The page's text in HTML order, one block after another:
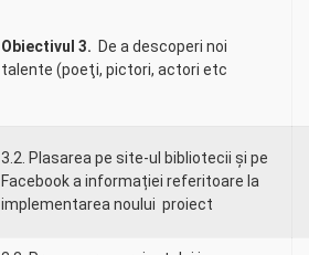
Obiectivul 3. De a descoperi noi
talente (poeţi, pictori, actori etc
3.2. Plasarea pe site-ul bibliotecii și pe
Facebook a informației referitoare la
implementarea noului proiect